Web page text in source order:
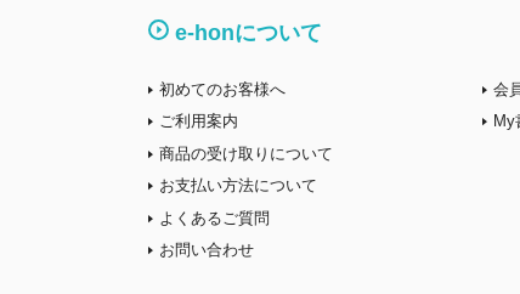
e-honについて
初めてのお客様へ
ご利用案内
商品の受け取りについて
お支払い方法について
よくあるご質問
お問い合わせ
会
My